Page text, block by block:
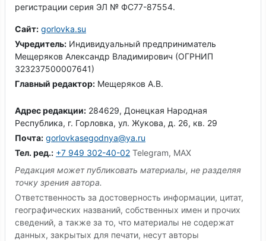
регистрации серия ЭЛ № ФС77-87554.
Сайт: gorlovka.su
Учредитель: Индивидуальный предприниматель
Мещеряков Александр Владимирович (ОГРНИП
323237500007641)
Главный редактор: Мещеряков А.В.
Адрес редакции: 284629, Донецкая Народная
Республика, г. Горловка, ул. Жукова, д. 26, кв. 29
Почта: gorlovkasegodnya@ya.ru
Тел. ред.: +7 949 302-40-02 Telegram, MAX
Редакция может публиковать материалы, не разделяя
точку зрения автора.
Ответственность за достоверность информации, цитат,
географических названий, собственных имен и прочих
сведений, а также за то, что материалы не содержат
данных, закрытых для печати, несут авторы